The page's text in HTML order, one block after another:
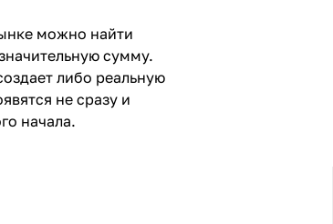
можно найти
сумму.
либо реальную
не сразу и
начала.